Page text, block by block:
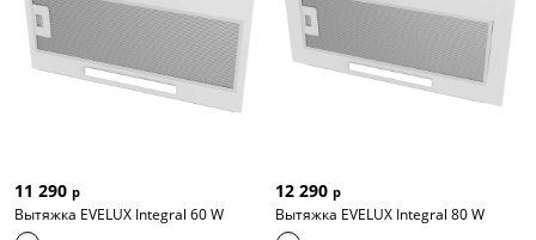
11 290 р
Вытяжка EVELUX Integral 60 W
12 290 р
Вытяжка EVELUX Integral 80 W